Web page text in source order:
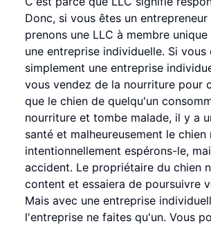
Donc, si vous êtes un
prenons une LLC à membre
une entreprise individuelle. Si vous
simplement une entreprise
vous vendez de la nourriture pour
que le chien de quelqu'un
nourriture et tombe malade, il y a
santé et malheureusement le chien
intentionnellement espérons-le,
accident. Le propriétaire du chien
content et essaiera de poursuivre
Mais avec une entreprise
l'entreprise ne faites qu'un. Vous